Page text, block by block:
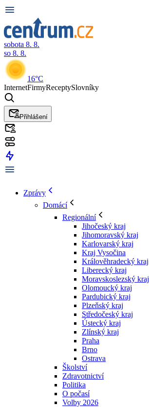
sobota 8. 8.
so 8. 8.
16°C
InternetFirmyReceptySlovníky
Přihlášení
Zprávy
Domácí
Regionální
Jihočeský kraj
Jihomoravský kraj
Karlovarský kraj
Kraj Vysočina
Králověhradecký kraj
Liberecký kraj
Moravskoslezský kraj
Olomoucký kraj
Pardubický kraj
Plzeňský kraj
Středočeský kraj
Ústecký kraj
Zlínský kraj
Praha
Brno
Ostrava
Školství
Zdravotnictví
Politika
O počasí
Volby 2026